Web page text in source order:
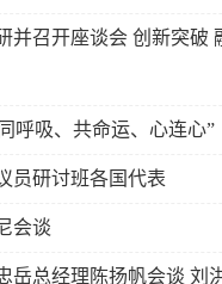
并召开座谈会 创新突
呼吸、共命运、心连心”
员研讨班各国代表
会谈
岳总经理陈扬帆会谈 刘